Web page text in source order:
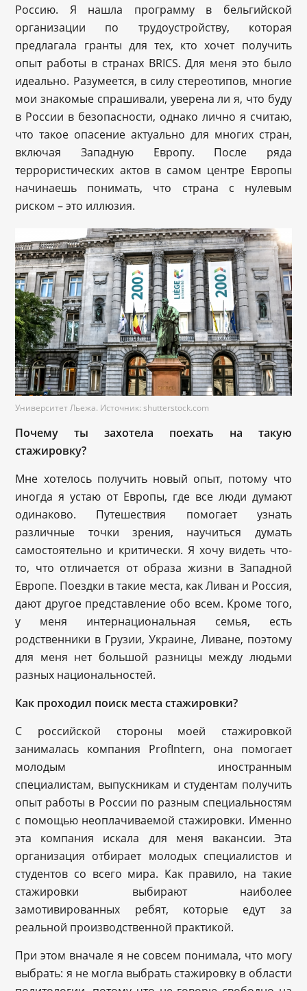
Россию. Я нашла программу в бельгийской
организации по трудоустройству, которая
предлагала гранты для тех, кто хочет получить
опыт работы в странах BRICS. Для меня это было
идеально. Разумеется, в силу стереотипов, многие
мои знакомые спрашивали, уверена ли я, что буду
в России в безопасности, однако лично я считаю,
что такое опасение актуально для многих стран,
включая Западную Европу. После ряда
террористических актов в самом центре Европы
начинаешь понимать, что страна с нулевым
риском – это иллюзия.
Университет Льежа. Источник: shutterstock.com
Почему ты захотела поехать на такую
стажировку?
Мне хотелось получить новый опыт, потому что
иногда я устаю от Европы, где все люди думают
одинаково. Путешествия помогает узнать
различные точки зрения, научиться думать
самостоятельно и критически. Я хочу видеть что-
то, что отличается от образа жизни в Западной
Европе. Поездки в такие места, как Ливан и Россия,
дают другое представление обо всем. Кроме того,
у меня интернациональная семья, есть
родственники в Грузии, Украине, Ливане, поэтому
для меня нет большой разницы между людьми
разных национальностей.
Как проходил поиск места стажировки?
С российской стороны моей стажировкой
занималась компания ProfIntern, она помогает
молодым иностранным
специалистам, выпускникам и студентам получить
опыт работы в России по разным специальностям
с помощью неоплачиваемой стажировки. Именно
эта компания искала для меня вакансии. Эта
организация отбирает молодых специалистов и
студентов со всего мира. Как правило, на такие
стажировки выбирают наиболее
замотивированных ребят, которые едут за
реальной производственной практикой.
При этом вначале я не совсем понимала, что могу
выбрать: я не могла выбрать стажировку в области